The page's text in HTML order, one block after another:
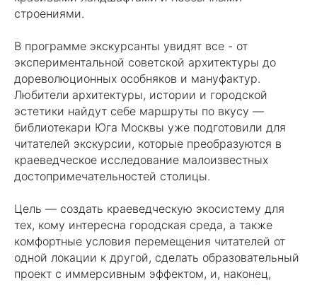
строениями.
В программе экскурсанты увидят все - от
экспериментальной советской архитектуры до
дореволюционных особняков и мануфактур.
Любители архитектуры, истории и городской
эстетики найдут себе маршруты по вкусу —
библиотекари Юга Москвы уже подготовили для
читателей экскурсии, которые преобразуются в
краеведческое исследование малоизвестных
достопримечательностей столицы.
Цель — создать краеведческую экосистему для
тех, кому интересна городская среда, а также
комфортные условия перемещения читателей от
одной локации к другой, сделать образовательный
проект с иммерсивным эффектом, и, наконец,